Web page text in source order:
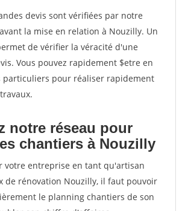
devis sont vérifiées par notre
la mise en relation à Nouzilly. Un
de vérifier la véracité d'une
Vous pouvez rapidement $etre en
particuliers pour réaliser rapidement
notre réseau pour
chantiers à Nouzilly
votre entreprise en tant qu'artisan
de rénovation Nouzilly, il faut pouvoir
le planning chantiers de son